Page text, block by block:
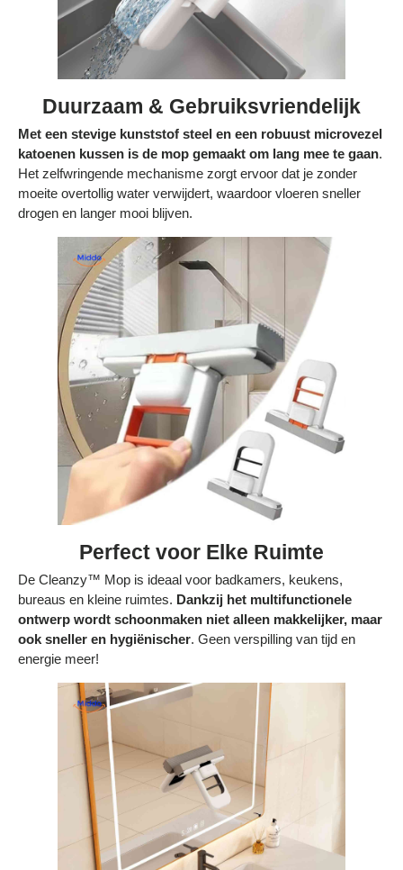
Duurzaam & Gebruiksvriendelijk
Met een stevige kunststof steel en een robuust microvezel
katoenen kussen is de mop gemaakt om lang mee te gaan.
Het zelfwringende mechanisme zorgt ervoor dat je zonder
moeite overtollig water verwijdert, waardoor vloeren sneller
drogen en langer mooi blijven.
Perfect voor Elke Ruimte
De Cleanzy™ Mop is ideaal voor badkamers, keukens,
bureaus en kleine ruimtes. Dankzij het multifunctionele
ontwerp wordt schoonmaken niet alleen makkelijker, maar
ook sneller en hygiënischer. Geen verspilling van tijd en
energie meer!